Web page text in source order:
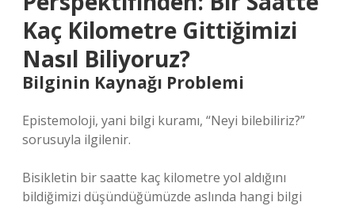
Kaç Kilometre Gittiğimizi
Nasıl Biliyoruz?
Bilginin Kaynağı Problemi
Epistemoloji, yani bilgi kuramı, “Neyi bilebiliriz?”
sorusuyla ilgilenir.
Bisikletin bir saatte kaç kilometre yol aldığını
bildiğimizi düşündüğümüzde aslında hangi bilgi